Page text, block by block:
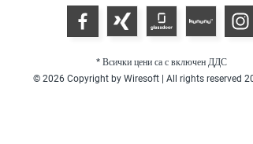
* Всички цени са с включен ДДС
© 2026 Copyright by Wiresoft | All rights reserved